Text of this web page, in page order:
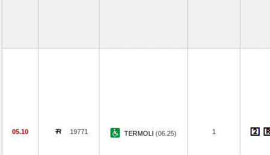
05.10 19771 TERMOLI (06.25) 1